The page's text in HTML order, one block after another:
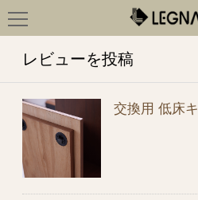
レビューを投稿
交換用 低床